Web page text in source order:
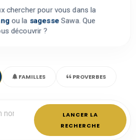
chercher pour vous dans la
ou la sagesse Sawa. Que
découvrir ?
FAMILLES PROVERBES
LANCER LA
RECHERCHE